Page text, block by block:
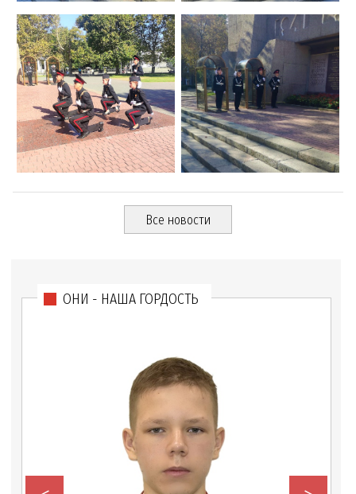
Все новости
ОНИ - НАША ГОРДОСТЬ